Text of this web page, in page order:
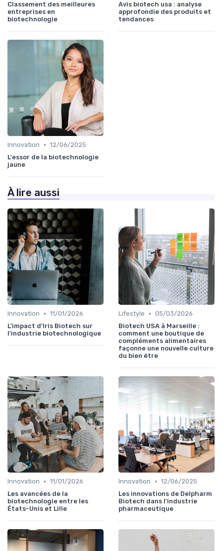
Classement des meilleures
entreprises en
biotechnologie
Avis biotech usa : analyse
approfondie des produits et
tendances
Innovation • 12/06/2025
L'essor de la biotechnologie
jaune
À lire aussi
Innovation • 11/01/2026
L'impact d'Iris Biotech sur
l'industrie biotechnologique
Lifestyle • 05/03/2026
Biotech USA à Marseille :
comment une boutique de
compléments alimentaires
façonne une nouvelle culture
du bien être
Innovation • 11/01/2026
Les avancées de la
biotechnologie entre les
États-Unis et Lille
Innovation • 12/06/2025
Les innovations de Delpharm
Biotech dans l'industrie
pharmaceutique